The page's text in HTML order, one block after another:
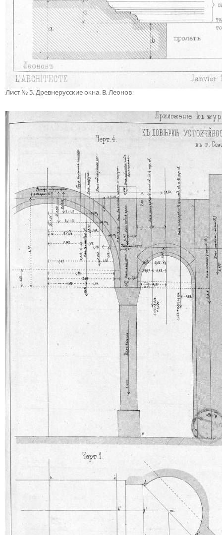
Лист № 5. Древнерусские окна. В. Леонов